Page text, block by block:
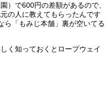
）で600円の差額があるので、
の人に教えてもらったんです
ら「もみじ本舗」裏が空いてる
く知っておくとロープウェイ